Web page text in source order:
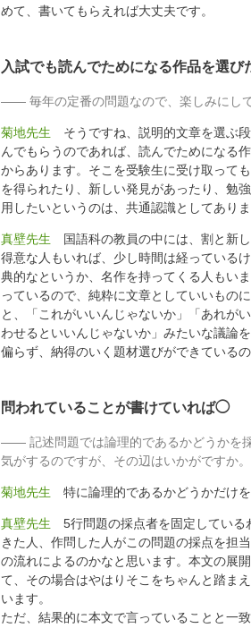
めて、書いてもらえれば大丈夫です。
入試でも読んでためになる作品を選び
毎年の定番の問題なので、楽しみにし
菊地先生 そうですね、説明的文章を選ぶ
んでもらうのであれば、読んでためになる
からあります。そこを受験生に受け取って
を得られたり、新しい発見があったり、勉
用したいというのは、共通認識としてありま
真壁先生 国語科の教員の中には、割と新
得意な人もいれば、少し時間は経っている
典的なというか、名作を持ってくる人もい
っているので、純粋に文章としていいもの
と、「これがいいんじゃないか」「あれが
わせるといいんじゃないか」みたいな議論
偏らず、納得のいく題材選びができている
問われていることが書けていれば◯
記述問題では論理的であるかどうかを
気がするのですが、その辺はいかがですか。
菊地先生 特に論理的であるかどうかだけ
真壁先生 5行問題の採点者を固定している
きた人、作問した人がこの問題の採点を担
の流れによるのかなと思います。本文の展
て、その場合はやはりそこをちゃんと踏ま
います。
ただ、結果的に本文で言っていることと一